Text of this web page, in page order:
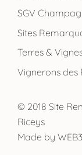
SGV
Sites
Terres &
Vignerons des
© 2018 Site
Riceys
Made by